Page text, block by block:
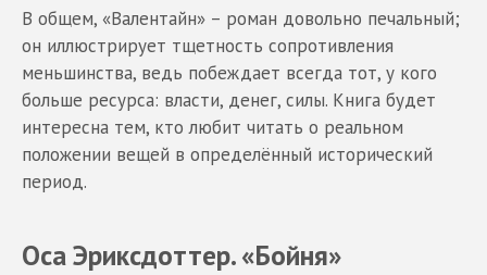
В общем, «Валентайн» – роман довольно печальный;
он иллюстрирует тщетность сопротивления
меньшинства, ведь побеждает всегда тот, у кого
больше ресурса: власти, денег, силы. Книга будет
интересна тем, кто любит читать о реальном
положении вещей в определённый исторический
период.
Оса Эриксдоттер. «Бойня»